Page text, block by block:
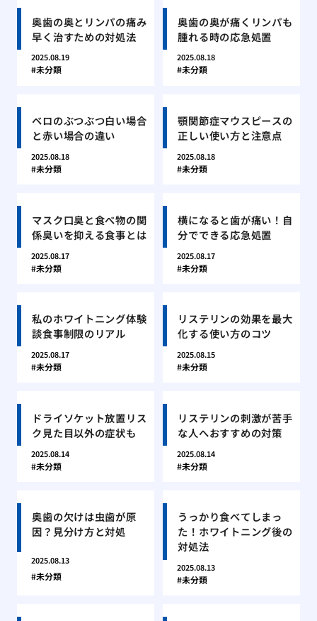
奥歯の奥とリンパの痛み
早く治すための対処法
2025.08.19
未分類
奥歯の奥が痛くリンパも
腫れる時の応急処置
2025.08.18
未分類
ベロのぶつぶつ白い場合
と赤い場合の違い
2025.08.18
未分類
顎関節症マウスピースの
正しい使い方と注意点
2025.08.18
未分類
マスク口臭と食べ物の関
係臭いを抑える食事とは
2025.08.17
未分類
横になると歯が痛い！自
分でできる応急処置
2025.08.17
未分類
私のホワイトニング体験
談食事制限のリアル
2025.08.17
未分類
リステリンの効果を最大
化する使い方のコツ
2025.08.15
未分類
ドライソケット放置リス
ク見た目以外の症状も
2025.08.14
未分類
リステリンの刺激が苦手
な人へおすすめの対策
2025.08.14
未分類
奥歯の欠けは虫歯が原
因？見分け方と対処
2025.08.13
未分類
うっかり食べてしまっ
た！ホワイトニング後の
対処法
2025.08.13
未分類